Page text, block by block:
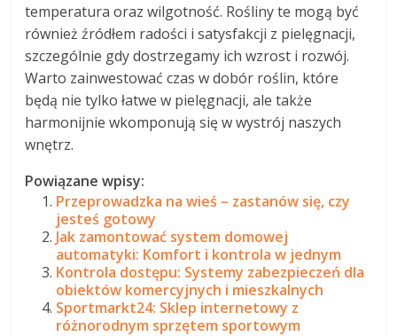
temperatura oraz wilgotność. Rośliny te mogą być
również źródłem radości i satysfakcji z pielęgnacji,
szczególnie gdy dostrzegamy ich wzrost i rozwój.
Warto zainwestować czas w dobór roślin, które
będą nie tylko łatwe w pielęgnacji, ale także
harmonijnie wkomponują się w wystrój naszych
wnętrz.
Powiązane wpisy:
Przeprowadzka na wieś – zastanów się, czy
jesteś gotowy
Jak zamontować system domowej
automatyki: Komfort i kontrola w jednym
Kontrola dostępu: Systemy zabezpieczeń dla
obiektów komercyjnych i mieszkalnych
Sportmarkt24: Sklep internetowy z
różnorodnym sprzętem sportowym